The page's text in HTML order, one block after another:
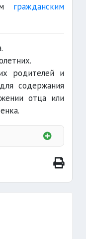
гражданским
родителей и
содержания
отца или